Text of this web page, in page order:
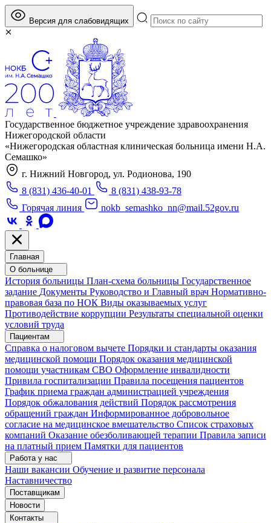
Версия для слабовидящих
Государственное бюджетное учреждение здравоохранения
Нижегородской области
«Нижегородская областная клиническая больница имени Н.А.
Семашко»
г. Нижний Новгород, ул. Родионова, 190
8 (831) 436-40-01
8 (831) 438-93-78
Горячая линия
nokb_semashko_nn@mail.52gov.ru
Главная
О больнице
История больницы План-схема больницы Государственное
задание Документы Руководство и Главный врач Нормативно-
правовая база по НОК Виды оказываемых услуг
Противодействие коррупции Результаты специальной оценки
условий труда
Пациентам
Справка о налоговом вычете Порядки и стандарты оказания
медицинской помощи Порядок оказания медицинской
помощи участникам СВО Оформление инвалидности
Привила госпитализации Правила посещения пациентов
График приема граждан администрацией учреждения
Порядок обжалования действий Порядок рассмотрения
обращений граждан Информированное добровольное
согласие на медицинское вмешательство Список страховых
компаний Оказание обезболивающей терапии Правила записи
на платный прием Памятки для пациентов
Работа у нас
Наши вакансии Обучение и развитие персонала
Наставничество
Поставщикам
Новости
Контакты